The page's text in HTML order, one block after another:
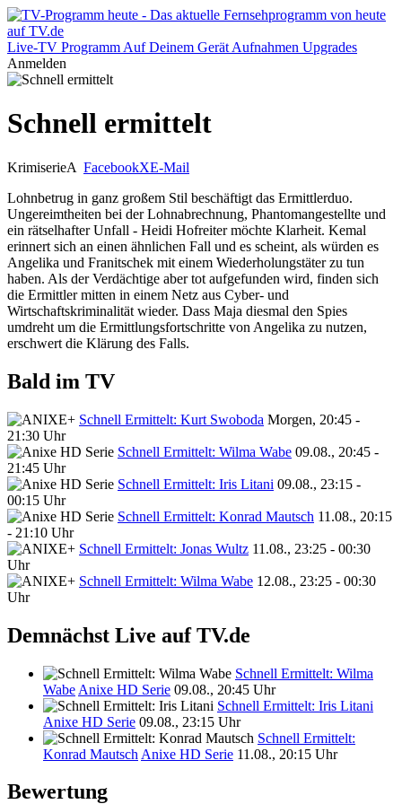
Live-TV Programm Auf Deinem Gerät Aufnahmen Upgrades
Anmelden
Schnell ermittelt
KrimiserieA FacebookXE-Mail
Lohnbetrug in ganz großem Stil beschäftigt das Ermittlerduo.
Ungereimtheiten bei der Lohnabrechnung, Phantomangestellte und
ein rätselhafter Unfall - Heidi Hofreiter möchte Klarheit. Kemal
erinnert sich an einen ähnlichen Fall und es scheint, als würden es
Angelika und Franitschek mit einem Wiederholungstäter zu tun
haben. Als der Verdächtige aber tot aufgefunden wird, finden sich
die Ermittler mitten in einem Netz aus Cyber- und
Wirtschaftskriminalität wieder. Dass Maja diesmal den Spies
umdreht um die Ermittlungsfortschritte von Angelika zu nutzen,
erschwert die Klärung des Falls.
Bald im TV
Schnell Ermittelt: Kurt Swoboda Morgen, 20:45 -
21:30 Uhr
Schnell Ermittelt: Wilma Wabe 09.08., 20:45 -
21:45 Uhr
Schnell Ermittelt: Iris Litani 09.08., 23:15 -
00:15 Uhr
Schnell Ermittelt: Konrad Mautsch 11.08., 20:15
- 21:10 Uhr
Schnell Ermittelt: Jonas Wultz 11.08., 23:25 - 00:30
Uhr
Schnell Ermittelt: Wilma Wabe 12.08., 23:25 - 00:30
Uhr
Demnächst Live auf TV.de
Schnell Ermittelt: Wilma
Wabe Anixe HD Serie 09.08., 20:45 Uhr
Schnell Ermittelt: Iris Litani
Anixe HD Serie 09.08., 23:15 Uhr
Schnell Ermittelt:
Konrad Mautsch Anixe HD Serie 11.08., 20:15 Uhr
Bewertung